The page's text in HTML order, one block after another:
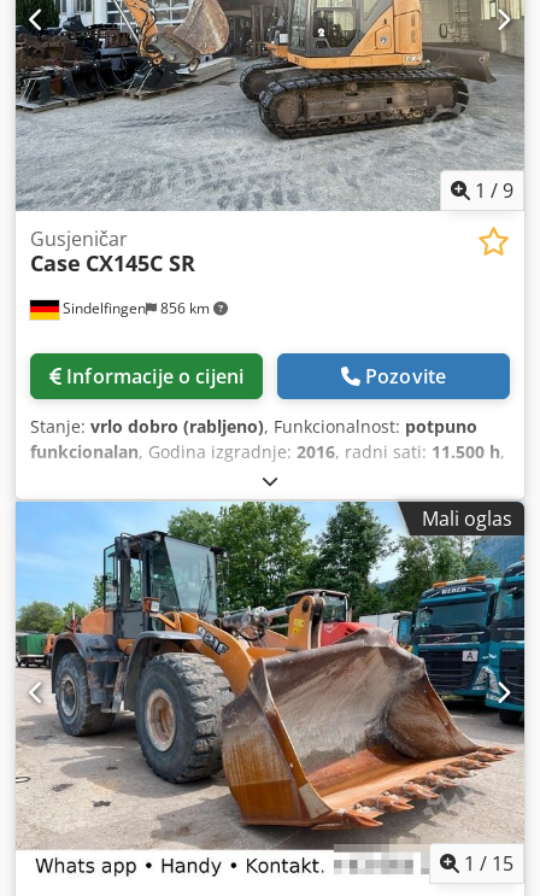
1 /9
Sindelfingen 856 km
Gusjeničar
Case CX145C SR
Informacije o cijeni Pozovite
Stanje: vrlo dobro (rabljeno), Funkcionalnost: potpuno
funkcionalan, Godina izgradnje: 2016, radni sati: 11.500 h,
Mali oglas
1 / 15